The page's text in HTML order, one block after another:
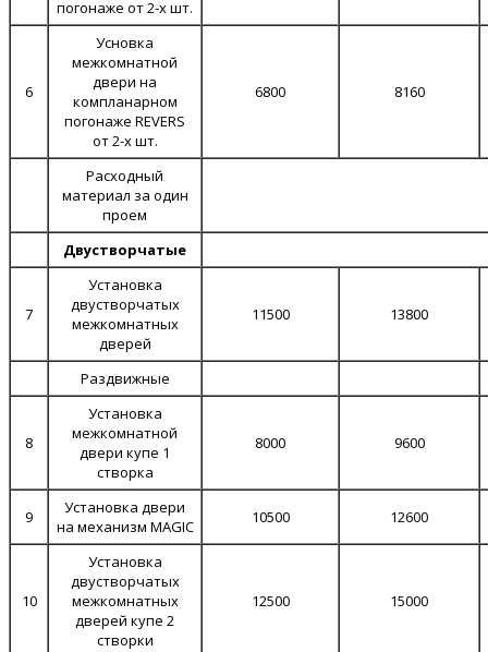
погонаже от 2-х шт.
6
Усновка
межкомнатной
двери на
компланарном
погонаже REVERS
от 2-х шт.
6800 8160
Расходный
материал за один
проем
Двустворчатые
7
Установка
двустворчатых
межкомнатных
дверей
11500 13800
Раздвижные
8
Установка
межкомнатной
двери купе 1
створка
8000 9600
9
Установка двери
на механизм MAGIC
10500 12600
10
Установка
двустворчатых
межкомнатных
дверей купе 2
створки
12500 15000